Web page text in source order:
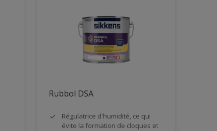
Rubbol DSA
Régulatrice d'humidité, ce qui
évite la formation de cloques et